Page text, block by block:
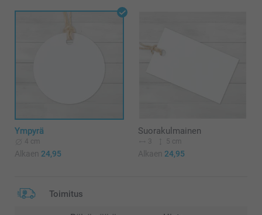
Ympyrä
4 cm
Alkaen 24,95
Suorakulmainen
3 5 cm
Alkaen 24,95
Toimitus